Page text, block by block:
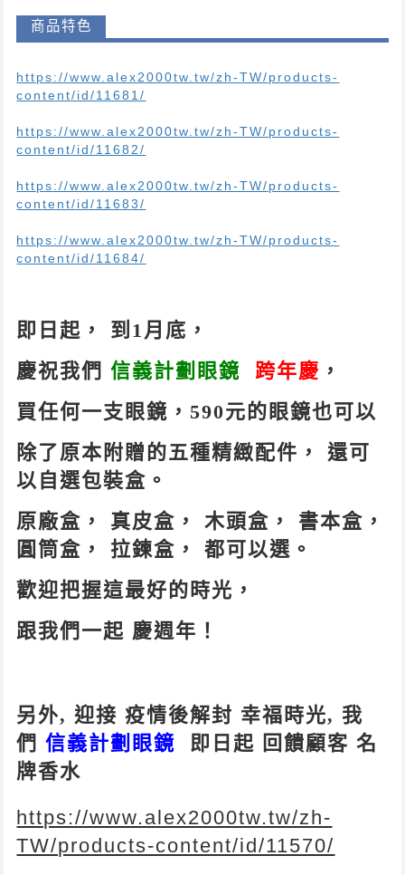
商品特色
https://www.alex2000tw.tw/zh-TW/products-
content/id/11681/
https://www.alex2000tw.tw/zh-TW/products-
content/id/11682/
https://www.alex2000tw.tw/zh-TW/products-
content/id/11683/
https://www.alex2000tw.tw/zh-TW/products-
content/id/11684/
即日起， 到1月底，
慶祝我們信義計劃眼鏡 跨年慶 ，
買任何一支眼鏡，590元的眼鏡也可以
除了原本附贈的五種精緻配件， 還可
以自選包裝盒。
原廠盒， 真皮盒， 木頭盒， 書本盒，
圓筒盒， 拉鍊盒， 都可以選。
歡迎把握這最好的時光，
跟我們一起 慶週年！
另外, 迎接 疫情後解封 幸福時光, 我
們信義計劃眼鏡 即日起 回饋顧客 名
牌香水
https://www.alex2000tw.tw/zh-
TW/products-content/id/11570/